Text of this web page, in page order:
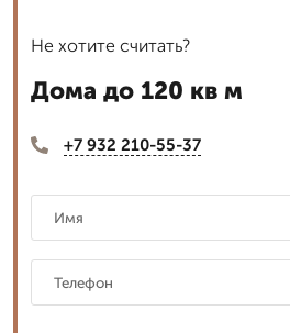
Не хотите считать?
Дома до 120 кв м
+7 932 210-55-37